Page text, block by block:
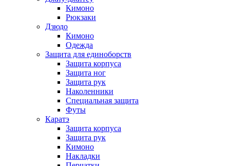
Кимоно
Рюкзаки
Дзюдо
Кимоно
Одежда
Защита для единоборств
Защита корпуса
Защита ног
Защита рук
Наколенники
Специальная защита
Футы
Каратэ
Защита корпуса
Защита рук
Кимоно
Накладки